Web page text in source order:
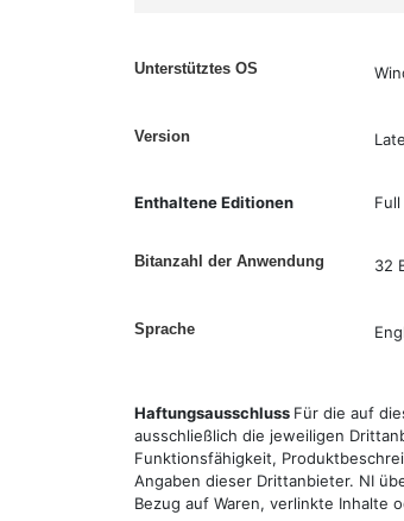
Unterstütztes OS
Version
Enthaltene Editionen Full
Bitanzahl der Anwendung 32
Sprache
Haftungsausschluss Für die auf
ausschließlich die jeweiligen
Funktionsfähigkeit,
Angaben dieser Drittanbieter. NI
Bezug auf Waren, verlinkte Inhalte